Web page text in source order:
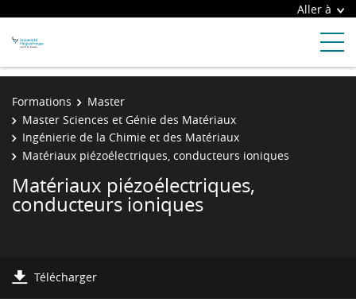
Aller à
Formations
Master
Master Sciences et Génie des Matériaux
Ingénierie de la Chimie et des Matériaux
Matériaux piézoélectriques, conducteurs ioniques
Matériaux piézoélectriques,
conducteurs ioniques
Télécharger